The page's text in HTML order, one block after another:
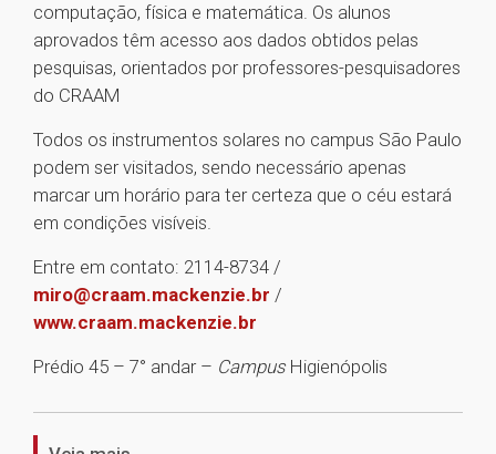
computação, física e matemática. Os alunos
aprovados têm acesso aos dados obtidos pelas
pesquisas, orientados por professores-pesquisadores
do CRAAM
Todos os instrumentos solares no campus São Paulo
podem ser visitados, sendo necessário apenas
marcar um horário para ter certeza que o céu estará
em condições visíveis.
Entre em contato: 2114-8734 /
miro@craam.mackenzie.br /
www.craam.mackenzie.br
Prédio 45 – 7° andar – Campus Higienópolis
1